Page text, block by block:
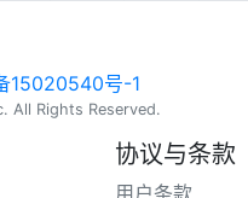
15020540号-1
All Rights Reserved.
协议与条款
用户条款